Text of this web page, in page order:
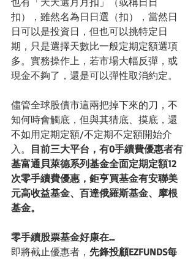
扣），雖然名為日日選（扣），當然日
日可以是投資日，但也可以挑特定日
期，只是選擇天數比一般定期定額選項
多。實務操作上，若市場大幅反彈，或
現金不夠了，還是可以彈性取消約定。
儘管全球股債市這兩把掉下來的刀，不
知何時會觸底，但與其猜底、摸底，還
不如用定期定額/不定期不定額開始介
入。 目前三大平台，有0手續費優惠者有
基富通貝萊德系列基金全面定期定額12
次零手續費優惠，鉅亨買基金有安聯美
元高收益基金、百達俄羅斯基金、摩根
基金。
零手續股票基金好康在…
即將截止優惠者， 先鋒投顧EZFUNDS每